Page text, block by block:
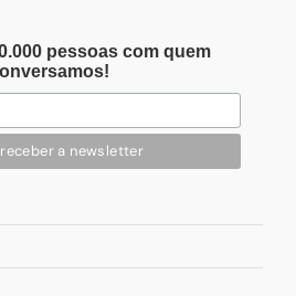
pessoas com quem